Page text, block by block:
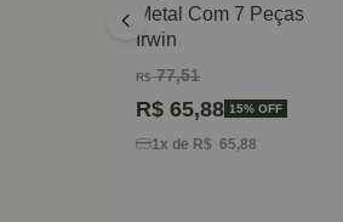
Metal Com 7 Peças
Irwin
R$77,51
R$ 65,88 15% OFF
1x de R$ 65,88